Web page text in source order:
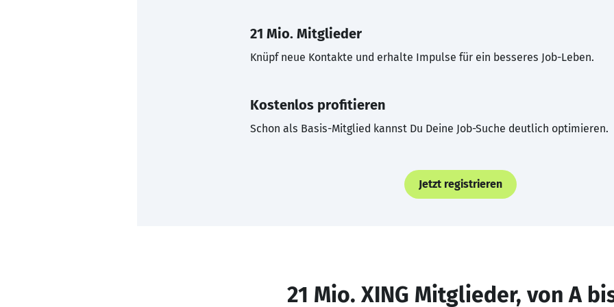
21 Mio. Mitglieder
Knüpf neue Kontakte und erhalte Impulse für ein besseres Job-Leben.
Kostenlos profitieren
Schon als Basis-Mitglied kannst Du Deine Job-Suche deutlich optimieren.
Jetzt registrieren
21 Mio. XING Mitglieder, von A